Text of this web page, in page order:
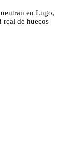
en Lugo,
de huecos